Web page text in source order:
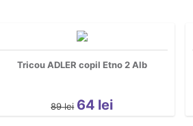
Tricou ADLER copil Etno 2 Alb
89 lei 64 lei